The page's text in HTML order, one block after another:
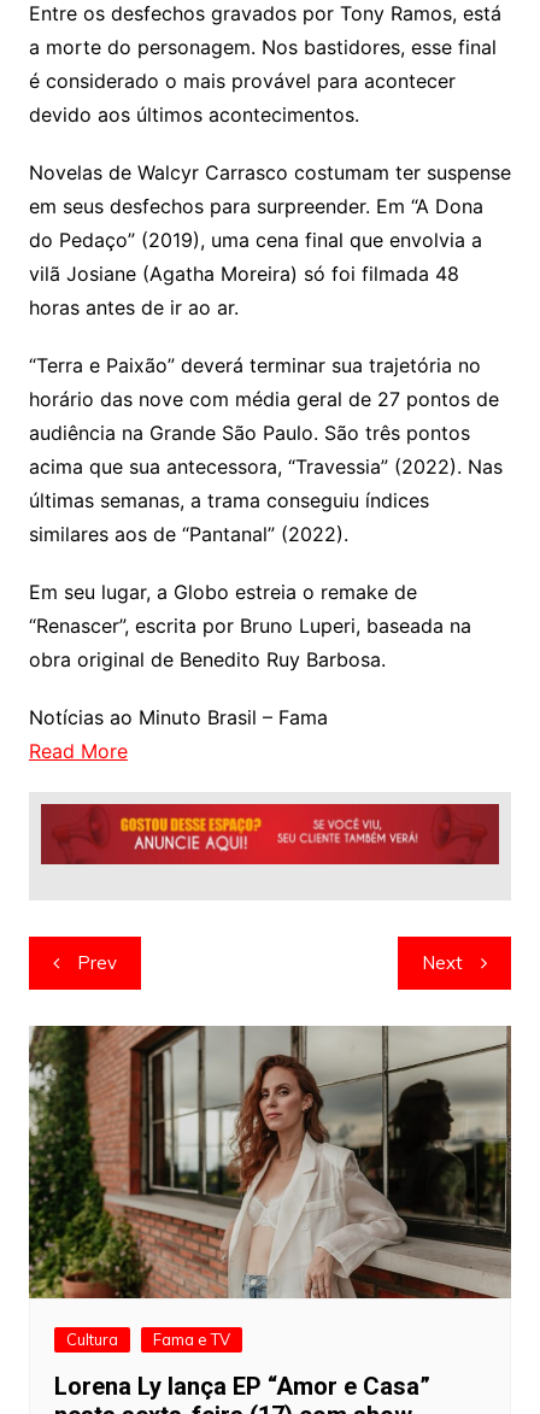
Entre os desfechos gravados por Tony Ramos, está
a morte do personagem. Nos bastidores, esse final
é considerado o mais provável para acontecer
devido aos últimos acontecimentos.
Novelas de Walcyr Carrasco costumam ter suspense
em seus desfechos para surpreender. Em “A Dona
do Pedaço” (2019), uma cena final que envolvia a
vilã Josiane (Agatha Moreira) só foi filmada 48
horas antes de ir ao ar.
“Terra e Paixão” deverá terminar sua trajetória no
horário das nove com média geral de 27 pontos de
audiência na Grande São Paulo. São três pontos
acima que sua antecessora, “Travessia” (2022). Nas
últimas semanas, a trama conseguiu índices
similares aos de “Pantanal” (2022).
Em seu lugar, a Globo estreia o remake de
“Renascer”, escrita por Bruno Luperi, baseada na
obra original de Benedito Ruy Barbosa.
Notícias ao Minuto Brasil – Fama
Read More
Navegação
de
artigos
Prev Next
Cultura Fama e TV
Lorena Ly lança EP “Amor e Casa”